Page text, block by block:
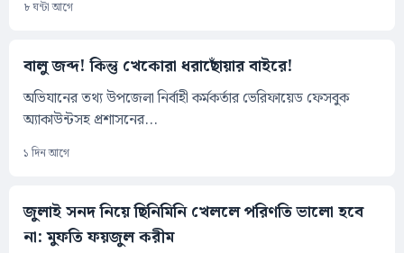
৮ ঘন্টা আগে
বালু জব্দ! কিন্তু খেকোরা ধরাছোঁয়ার বাইরে!
অভিযানের তথ্য উপজেলা নির্বাহী কর্মকর্তার ভেরিফায়েড ফেসবুক
অ্যাকাউন্টসহ প্রশাসনের...
১ দিন আগে
জুলাই সনদ নিয়ে ছিনিমিনি খেললে পরিণতি ভালো হবে
না: মুফতি ফয়জুল করীম